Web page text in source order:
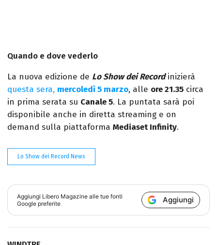
Quando e dove vederlo
La nuova edizione de Lo Show dei Recordinizierà
questa sera, mercoledì 5 marzo, alle ore 21.35 circa
in prima serata su Canale 5. La puntata sarà poi
disponibile anche in diretta streaming e on
demand sulla piattaforma Mediaset Infinity.
Lo Show dei Record News
Aggiungi Libero Magazine alle tue fonti
Google preferite
Aggiungi